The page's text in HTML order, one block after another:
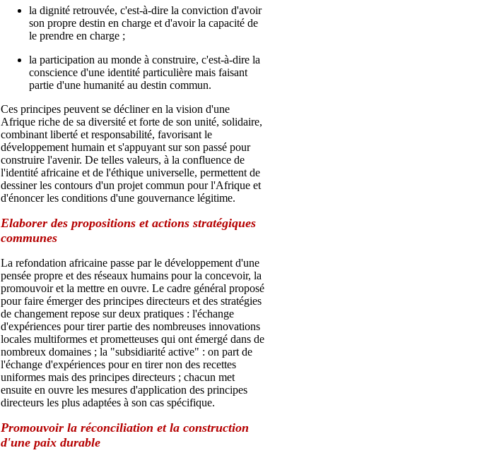
la dignité retrouvée, c'est-à-dire la conviction d'avoir
son propre destin en charge et d'avoir la capacité de
le prendre en charge ;
la participation au monde à construire, c'est-à-dire la
conscience d'une identité particulière mais faisant
partie d'une humanité au destin commun.
Ces principes peuvent se décliner en la vision d'une
Afrique riche de sa diversité et forte de son unité, solidaire,
combinant liberté et responsabilité, favorisant le
développement humain et s'appuyant sur son passé pour
construire l'avenir. De telles valeurs, à la confluence de
l'identité africaine et de l'éthique universelle, permettent de
dessiner les contours d'un projet commun pour l'Afrique et
d'énoncer les conditions d'une gouvernance légitime.
Elaborer des propositions et actions stratégiques
communes
La refondation africaine passe par le développement d'une
pensée propre et des réseaux humains pour la concevoir, la
promouvoir et la mettre en ouvre. Le cadre général proposé
pour faire émerger des principes directeurs et des stratégies
de changement repose sur deux pratiques : l'échange
d'expériences pour tirer partie des nombreuses innovations
locales multiformes et prometteuses qui ont émergé dans de
nombreux domaines ; la "subsidiarité active" : on part de
l'échange d'expériences pour en tirer non des recettes
uniformes mais des principes directeurs ; chacun met
ensuite en ouvre les mesures d'application des principes
directeurs les plus adaptées à son cas spécifique.
Promouvoir la réconciliation et la construction
d'une paix durable